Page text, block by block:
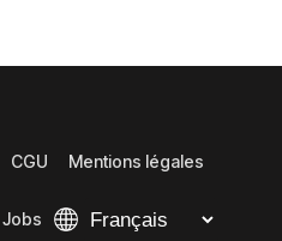
CGU Mentions légales
Jobs